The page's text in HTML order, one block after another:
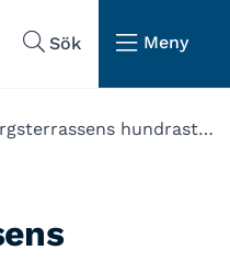
Sök
Meny
Urbergsterrassens hundrastgård